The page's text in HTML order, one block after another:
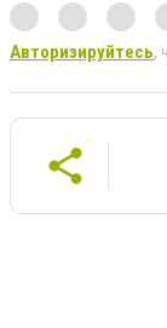
Авторизируйтесь,